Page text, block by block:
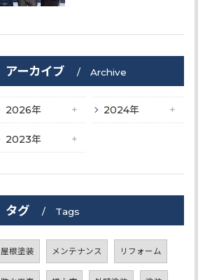
アーカイブ Archive
2026年 2024年
2023年
タグ Tags
屋根塗装 メンテナンス リフォーム